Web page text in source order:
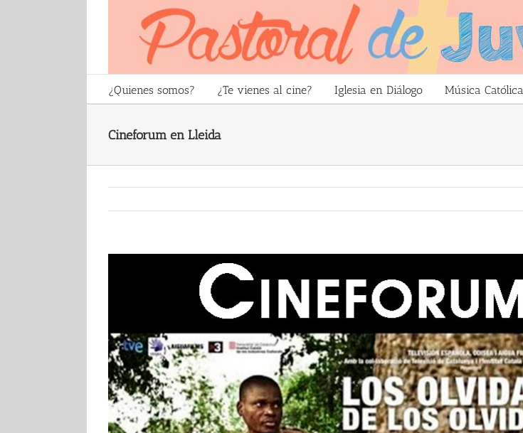
¿Quienes somos? ¿Te vienes al cine? Iglesia en Diálogo Música Católica
Cineforum en Lleida